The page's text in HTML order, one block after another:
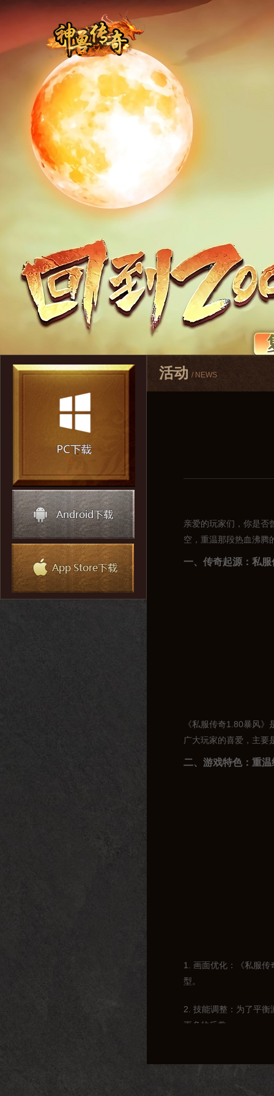
活动 / NEWS
亲爱的玩家们，你是否
空，重温那段热血沸腾
一、传奇起源：私
《私服传奇1.80暴风
广大玩家的喜爱，主要
二、游戏特色：重
1. 画面优化：《私服
型。
2. 技能调整：为了平
更多的乐趣。